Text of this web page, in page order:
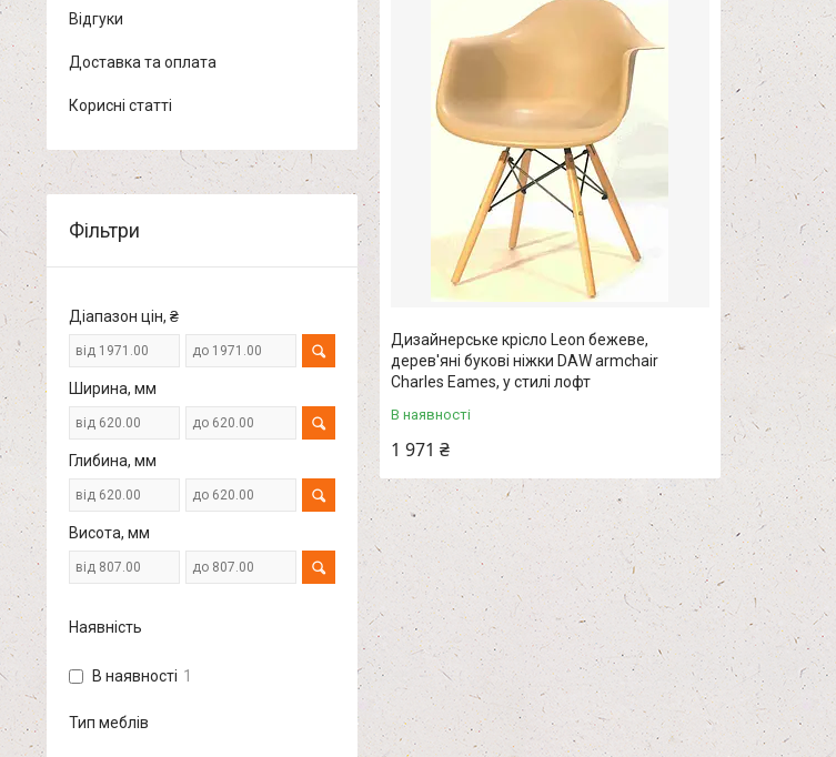
Дизайнерське крісло Leon бежеве,
дерев'яні букові ніжки DAW armchair
Charles Eames, у стилі лофт
В наявності
1 971 ₴
Відгуки
Доставка та оплата
Корисні статті
Фільтри
Діапазон цін, ₴
Ширина, мм
Глибина, мм
Висота, мм
Наявність
В наявності 1
Тип меблів